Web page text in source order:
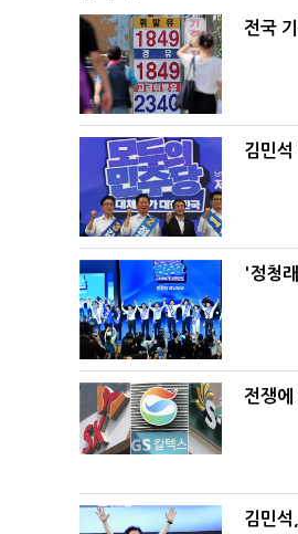
전국
김민
'정청
전쟁에
김민